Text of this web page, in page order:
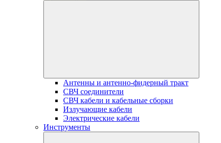
Антенны и антенно-фидерный тракт
СВЧ соединители
СВЧ кабели и кабельные сборки
Излучающие кабели
Электрические кабели
Инструменты